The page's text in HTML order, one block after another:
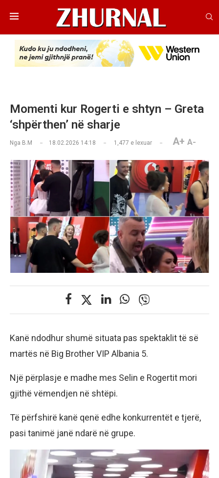
Momenti kur Rogerti e shtyn – Greta
‘shpërthen’ në sharje
Nga B.M 18.02.2026 14:18 1,477 e lexuar A+ A-
Kanë ndodhur shumë situata pas spektaklit të së
martës në Big Brother VIP Albania 5.
Një përplasje e madhe mes Selin e Rogertit mori
gjithë vëmendjen në shtëpi.
Të përfshirë kanë qenë edhe konkurrentët e tjerë,
pasi tanimë janë ndarë në grupe.